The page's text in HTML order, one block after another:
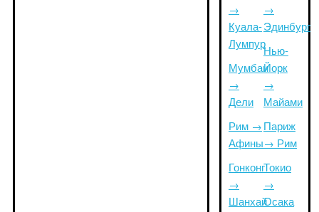
→
Куала-
Лумпур
Мумбаи
→
Дели
Рим →
Афины
Гонконг
→
Шанхай
→
Эдинбург
Нью-
Йорк
→
Майами
Париж
→ Рим
Токио
→
Осака